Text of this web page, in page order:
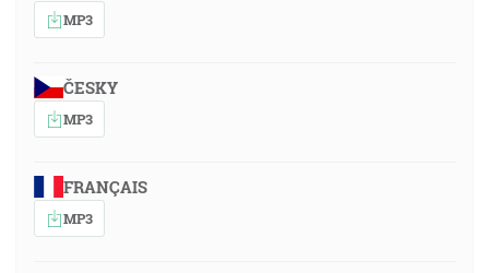
MP3
ČESKY
MP3
FRANÇAIS
MP3